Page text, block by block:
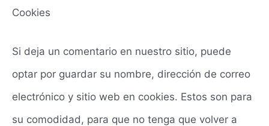
Cookies
Si deja un comentario en nuestro sitio, puede
optar por guardar su nombre, dirección de correo
electrónico y sitio web en cookies. Estos son para
su comodidad, para que no tenga que volver a